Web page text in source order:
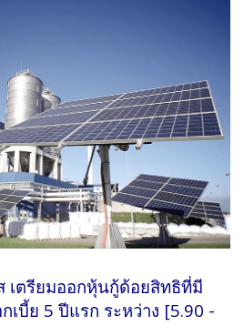
เตรียมออกหุ้นกู้ด้อยสิทธิที่มี
บี้ย 5 ปีแรก ระหว่าง [5.90 -